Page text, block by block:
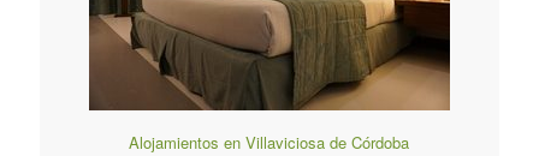
Alojamientos en Villaviciosa de Córdoba